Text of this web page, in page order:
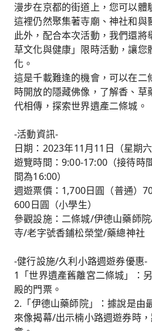
漫步在京都的街道上，您可以體
這裡仍然聚集著寺廟、神社和與
此外，配合本次活動，我們還
草文化與健康」限時活動，讓您
化。
這是千載難逢的機會，可以在二
時開放的隱藏佛像，了解香、草
代相傳，探索世界遺產二條城。
-活動資訊-
日期：2023年11月11日（星期
遊覽時間：9:00-17:00（接待時
間為16:00）
週遊票價：1,700日圓（普通）
600日圓（小學生）
參觀設施：二條城/伊德山藥師
寺/老字號香鋪松榮堂/藥總神社
-健行設施/久利小路週遊券優惠-
1「世界遺產舊離宮二條城」：
殿的門票。
2.「伊德山藥師院」：據說是由
來像揭幕/出示楠小路週遊券時